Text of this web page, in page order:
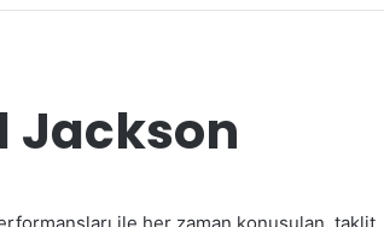
Jackson